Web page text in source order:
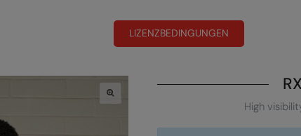
LIZENZBEDINGUNGEN
High